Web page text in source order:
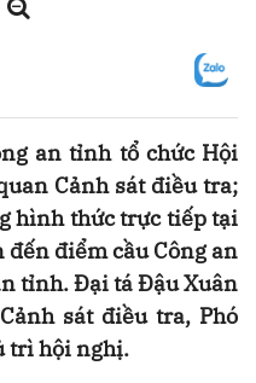
an tỉnh tổ chức Hội
Cảnh sát điều tra;
hình thức trực tiếp tại
điểm cầu Công an
tỉnh. Đại tá Đậu Xuân
sát điều tra, Phó
trì hội nghị.